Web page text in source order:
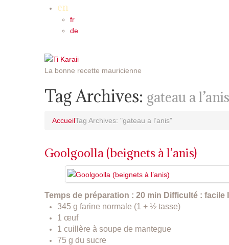
en
fr
de
La bonne recette mauricienne
Tag Archives: gateau a l’anis
AccueilTag Archives: "gateau a l’anis"
Goolgoolla (beignets à l’anis)
Temps de préparation : 20 min Difficulté : facile
345 g farine normale (1 + ½ tasse)
1 œuf
1 cuillère à soupe de mantegue
75 g du sucre